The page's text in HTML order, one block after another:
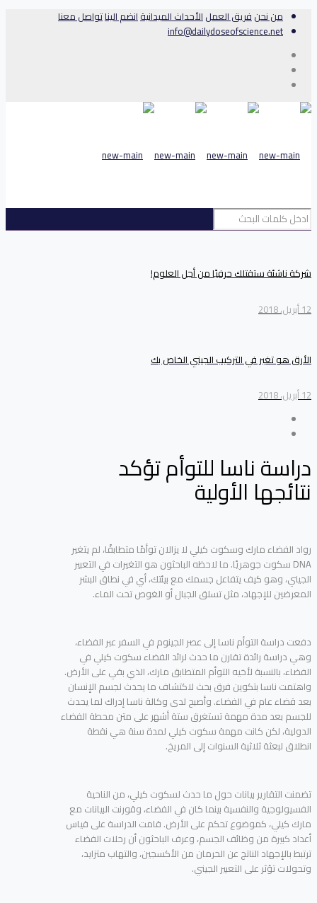
من نحنفريق العملالأحداث الميدانيةانضم اليناتواصل معنا
info@dailydoseofscience.net
شركة ناشئة ستقتلك حرفيًا من أجل العلوم!
12 أبريل، 2018
الأرق هو تغير في التركيب الجيني الخاص بك
12 أبريل، 2018
دراسة ناسا للتوأم تؤكد
نتائجها الأولية
رواد الفضاء مارك وسكوت كيلي لا يزالان توأمًا متطابقًا، لم يتغير
DNA سكوت جوهريًا. ما لاحظه الباحثون هو التغيرات في التعبير
الجيني، وهو كيف يتفاعل جسمك مع بيئتك، أي في نطاق البشر
المعرضين للإجهاد، مثل تسلق الجبال أو الغوص تحت الماء.
دفعت دراسة التوأم ناسا إلى عصر الجينوم في السفر عبر الفضاء،
وهي دراسة رائدة تقارن ما حدث لرائد الفضاء سكوت كيلي في
الفضاء، بالنسبة لأخيه التوأم المتطابق مارك، الذي بقي على الأرض.
واهتمت ناسا بتكوين فرق بحث لاكتشاف ما يحدث لجسم الإنسان
بعد قضاء عام في الفضاء. وأصبح لدى وكالة ناسا إدراك لما يحدث
للجسم بعد مدة مهمة تستغرق ستة أشهر على متن محطة الفضاء
الدولية، لكن كانت مهمة سكوت كيلي لمدة سنة هي نقطة
انطلاق لبعثة ثلاثية السنوات إلى المريخ.
تضمنت التقارير بيانات حول ما حدث لسكوت كيلي، من الناحية
الفسيولوجية والنفسية بينما كان في الفضاء، وقورنت البيانات مع
مارك كيلي، كموضوع تحكم على الأرض. قامت الدراسة على قياس
أعداد كبيرة من وظائف الجسم، وعرف الباحثون أن رحلات الفضاء
ترتبط بالإجهاد الناتج عن الحرمان من الأكسجين، والتهاب متزايد،
وتحولات تؤثر على التعبير الجيني.